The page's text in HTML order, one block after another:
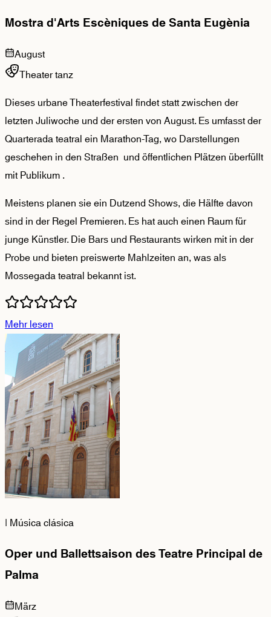
Mostra d'Arts Escèniques de Santa Eugènia
August
Theater tanz
Dieses urbane Theaterfestival findet statt zwischen der
letzten Juliwoche und der ersten von August. Es umfasst der
Quarterada teatral ein Marathon-Tag, wo Darstellungen
geschehen in den Straßen und öffentlichen Plätzen überfüllt
mit Publikum .
Meistens planen sie ein Dutzend Shows, die Hälfte davon
sind in der Regel Premieren. Es hat auch einen Raum für
junge Künstler. Die Bars und Restaurants wirken mit in der
Probe und bieten preiswerte Mahlzeiten an, was als
Mossegada teatral bekannt ist.
Mehr lesen
| Música clásica
Oper und Ballettsaison des Teatre Principal de
Palma
März